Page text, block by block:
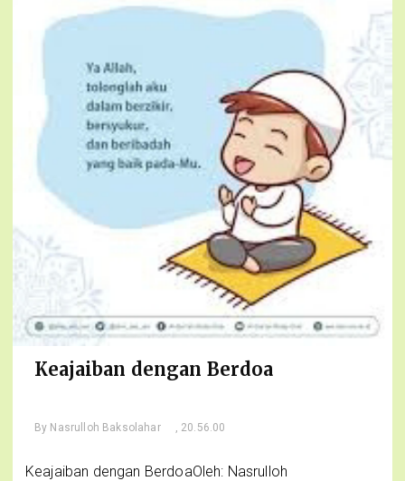
Keajaiban dengan Berdoa
By Nasrulloh Baksolahar , 20.56.00
Keajaiban dengan BerdoaOleh: Nasrulloh